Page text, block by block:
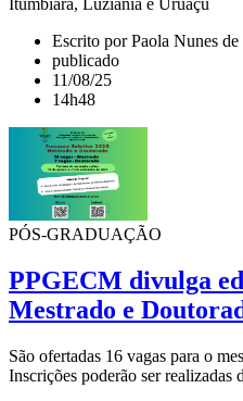
Escrito por Paola Nunes de
publicado
11/08/25
14h48
PÓS-GRADUAÇÃO
PPGECM divulga
Mestrado e
São ofertadas 16 vagas para o
Inscrições poderão ser realizadas